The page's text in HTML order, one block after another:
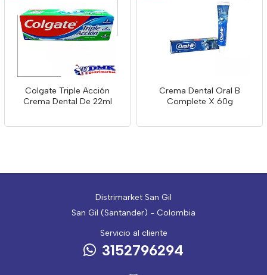
Colgate Triple Acción
Crema Dental De 22ml
Crema Dental Oral B
Complete X 60g
Distrimarket San Gil
San Gil (Santander) - Colombia
Servicio al cliente
3152796294